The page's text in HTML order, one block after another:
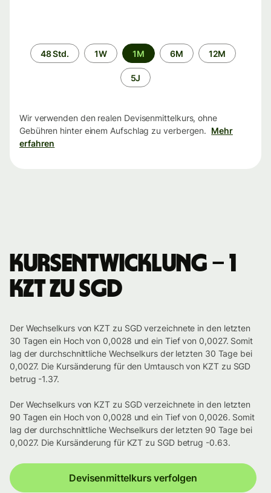
Zeitraum
48 Std. 1W 1M 6M 12M
5J
Wir verwenden den realen Devisenmittelkurs, ohne
Gebühren hinter einem Aufschlag zu verbergen. Mehr
erfahren
Kursentwicklung – 1
KZT zu SGD
Der Wechselkurs von KZT zu SGD verzeichnete in den letzten
30 Tagen ein Hoch von 0,0028 und ein Tief von 0,0027. Somit
lag der durchschnittliche Wechselkurs der letzten 30 Tage bei
0,0027. Die Kursänderung für den Umtausch von KZT zu SGD
betrug -1.37.
Der Wechselkurs von KZT zu SGD verzeichnete in den letzten
90 Tagen ein Hoch von 0,0028 und ein Tief von 0,0026. Somit
lag der durchschnittliche Wechselkurs der letzten 90 Tage bei
0,0027. Die Kursänderung für KZT zu SGD betrug -0.63.
Devisenmittelkurs verfolgen